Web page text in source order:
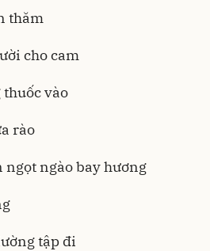
thăm
cho cam
thuốc vào
rào
ngào bay hương
tập đi